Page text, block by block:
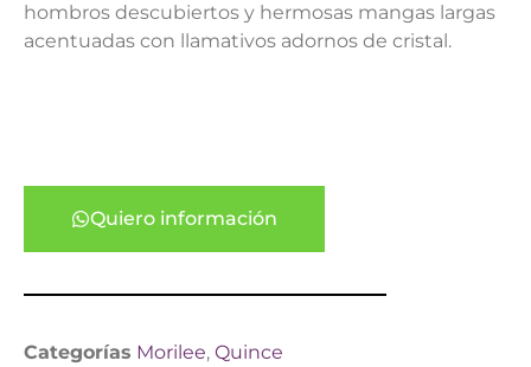
hombros descubiertos y hermosas mangas largas
acentuadas con llamativos adornos de cristal.
Quiero información
Categorías Morilee, Quince